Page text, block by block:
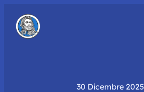
30 Dicembre 2025